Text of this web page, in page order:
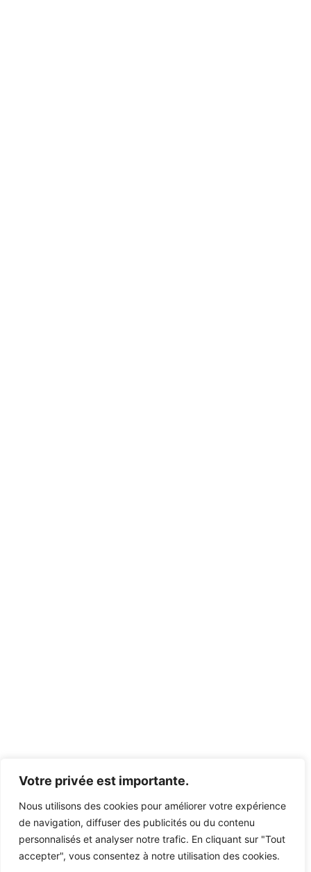
Votre privée est importante.
Nous utilisons des cookies pour améliorer votre expérience
de navigation, diffuser des publicités ou du contenu
personnalisés et analyser notre trafic. En cliquant sur "Tout
accepter", vous consentez à notre utilisation des cookies.